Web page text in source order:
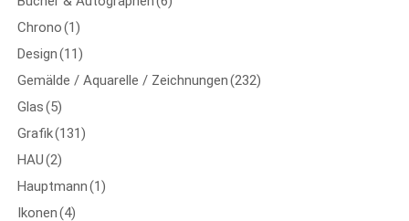
Chrono(1)
Design(11)
Gemälde / Aquarelle / Zeichnungen(232)
Glas(5)
Grafik(131)
HAU(2)
Hauptmann(1)
Ikonen(4)